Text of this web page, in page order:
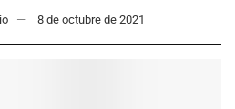
8 de octubre de 2021